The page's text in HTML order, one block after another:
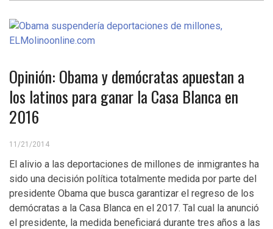
Opinión: Obama y demócratas apuestan a
los latinos para ganar la Casa Blanca en
2016
11/21/2014
El alivio a las deportaciones de millones de inmigrantes ha
sido una decisión política totalmente medida por parte del
presidente Obama que busca garantizar el regreso de los
demócratas a la Casa Blanca en el 2017. Tal cual la anunció
el presidente, la medida beneficiará durante tres años a las